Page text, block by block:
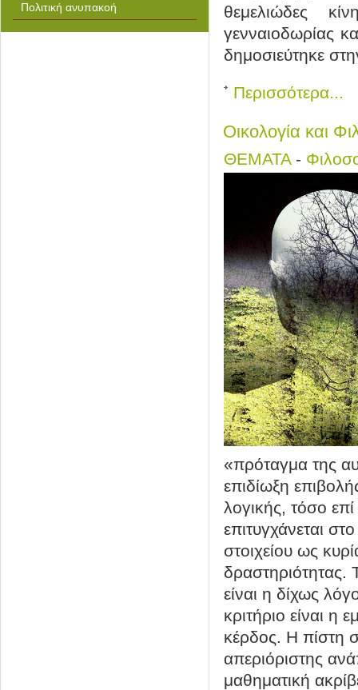
Πολιτική ανυπακοή
θεμελιώδες
γενναιοδωρίας
δημοσιεύτηκε
Περισσότερα...
Οικολογία και
ΘΕΜΑΤΑ -
«πρόταγμα της
επιδίωξη
λογικής, τόσο
επιτυγχάνεται
στοιχείου ως
δραστηριότητας.
είναι η δίχως
κριτήριο είναι η
κέρδος. Η πίστη
απεριόριστης
μαθηματική